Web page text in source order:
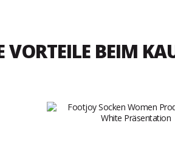
VORTEILE BEIM